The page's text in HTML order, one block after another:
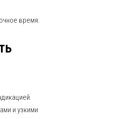
время.
и узкими